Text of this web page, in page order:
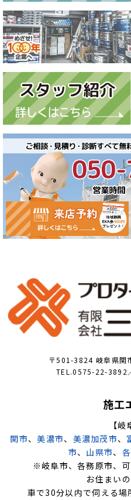
〒501-3824 岐阜県関
TEL.0575-22-3892
施工
【岐
関市、美濃市、 美濃加茂市、
市、 山県市、
※岐阜市、各務原市、
お住まい
車で30分以内で伺える場